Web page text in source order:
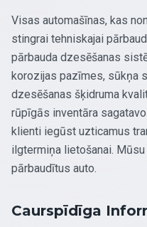
Visas automašīnas, kas
stingrai tehniskajai
pārbauda dzesēšanas
korozijas pazīmes, sūkņa
dzesēšanas šķidruma
rūpīgās inventāra
klienti iegūst uzticamus
ilgtermiņa lietošanai. Mūsu
pārbaudītus auto.
Caurspīdīga